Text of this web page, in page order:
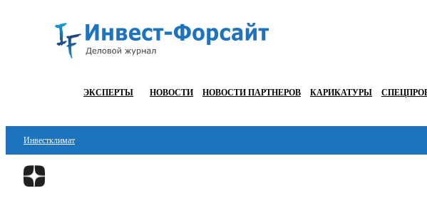
ЭКСПЕРТЫ НОВОСТИ НОВОСТИ ПАРТНЕРОВ КАРИКАТУРЫ
Инвестклимат
Финансы